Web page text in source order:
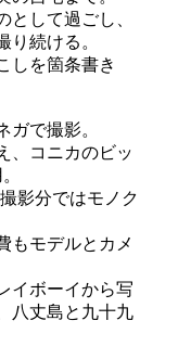
して過ごし、
続ける。
しを箇条書き
ガで撮影。
、コニカのビッ
影分ではモノク
もモデルとカメ
イボーイから写
八丈島と九十九